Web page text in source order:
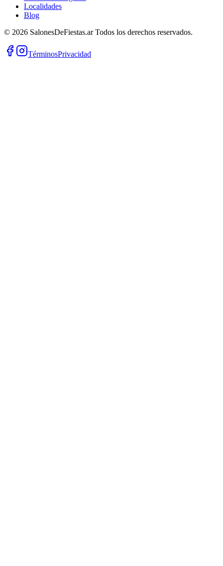
Localidades
Blog
© 2026 SalonesDeFiestas.arTodos los derechos reservados.
TérminosPrivacidad